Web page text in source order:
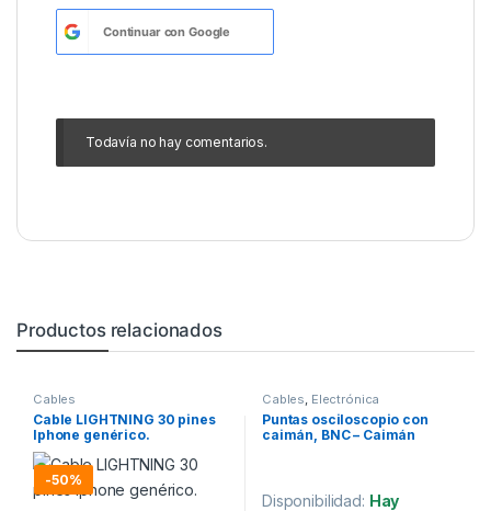
Continuar conGoogle
Todavía no hay comentarios.
Productos relacionados
Cables
Cable LIGHTNING 30 pines
Iphone genérico.
-50%
Cables, Electrónica
Puntas osciloscopio con
caimán, BNC – Caimán
Disponibilidad: Hay